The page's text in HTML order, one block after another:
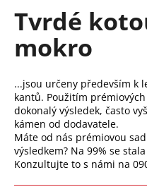
Tvrdé
mokro
...jsou určeny především k
kantů. Použitím
dokonalý výsledek, často
kámen od dodavatele.
Máte od nás prémiovou
výsledkem? Na 99% se
Konzultujte to s námi na
p
o
t
e
b
u
j
e
t